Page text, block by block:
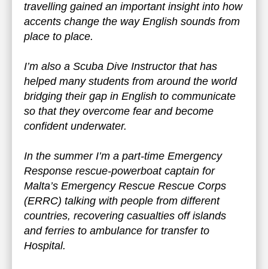
travelling gained an important insight into how
accents change the way English sounds from
place to place.
I’m also a Scuba Dive Instructor that has
helped many students from around the world
bridging their gap in English to communicate
so that they overcome fear and become
confident underwater.
In the summer I’m a part-time Emergency
Response rescue-powerboat captain for
Malta’s Emergency Rescue Rescue Corps
(ERRC) talking with people from different
countries, recovering casualties off islands
and ferries to ambulance for transfer to
Hospital.